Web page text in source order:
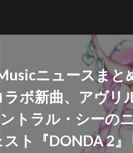
ニュースまと
ボ新曲、アヴリ
トラル・シーの
ト『DONDA 2
ゴリー
Lana Del Ray NFT ブリットアウォー